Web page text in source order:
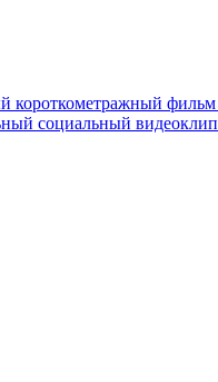
короткометражный фильм
социальный видеоклип